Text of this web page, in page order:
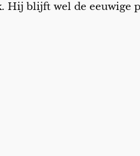
blijft wel de eeuwige